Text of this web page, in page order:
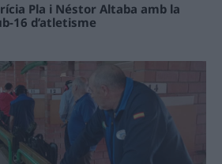
Pla i Néstor Altaba amb la
16 d’atletisme